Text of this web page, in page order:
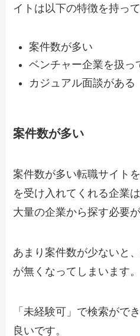
イトは以下の特徴を持って
案件数が多い
ベンチャー企業を扱っ
カジュアル面談がある
案件数が多い
案件数が多い転職サイト
を受け入れてくれる企業
大量の企業から探す必要が
あまり案件数が少ないと
が無くなってしまいます。
「未経験可」で検索がで
良いです。